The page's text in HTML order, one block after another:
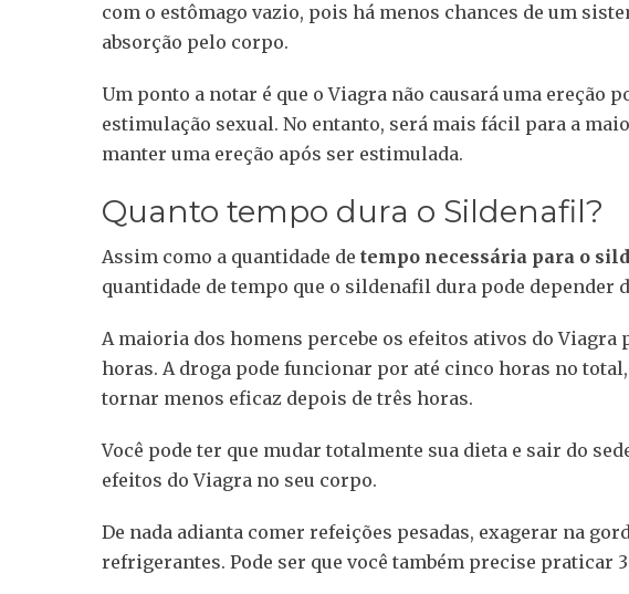
com o estômago vazio, pois há menos chances de um
absorção pelo corpo.
Um ponto a notar é que o Viagra não causará uma ereção
estimulação sexual. No entanto, será mais fácil para a
manter uma ereção após ser estimulada.
Quanto tempo dura o Sildenafil?
Assim como a quantidade de tempo necessária para o
quantidade de tempo que o sildenafil dura pode depender
A maioria dos homens percebe os efeitos ativos do Viagra
horas. A droga pode funcionar por até cinco horas no
tornar menos eficaz depois de três horas.
Você pode ter que mudar totalmente sua dieta e sair do
efeitos do Viagra no seu corpo.
De nada adianta comer refeições pesadas, exagerar na
refrigerantes. Pode ser que você também precise praticar